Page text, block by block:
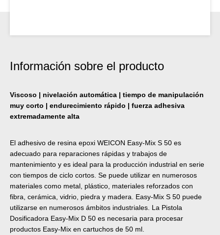
Información sobre el producto
Viscoso | nivelación automática | tiempo de manipulación
muy corto | endurecimiento rápido | fuerza adhesiva
extremadamente alta
El adhesivo de resina epoxi WEICON Easy-Mix S 50 es
adecuado para reparaciones rápidas y trabajos de
mantenimiento y es ideal para la producción industrial en serie
con tiempos de ciclo cortos. Se puede utilizar en numerosos
materiales como metal, plástico, materiales reforzados con
fibra, cerámica, vidrio, piedra y madera. Easy-Mix S 50 puede
utilizarse en numerosos ámbitos industriales. La Pistola
Dosificadora Easy-Mix D 50 es necesaria para procesar
productos Easy-Mix en cartuchos de 50 ml.